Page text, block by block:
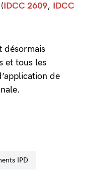
IDCC 2609, IDCC
désormais
et tous les
de
IPD